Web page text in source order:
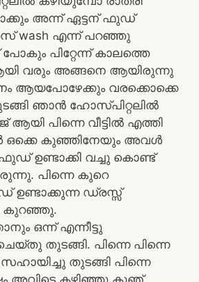
അന്ന് ഏട്ടന് ഫുഡ്‌
wash എന്ന് പറഞ്ഞു
പിറ്റേന്ന് കാലത്തെ
വരും അങ്ങനെ ആയിരുന്നു
ആയപോഴേക്കും വരക്കൊക്കെ
ഞാൻ ഹോസ്പിറ്റലിൽ
ആയി പിന്നെ വീട്ടിൽ എത്തി
ഒക്കെ കുഞ്ഞിനേയും അവൾ
ഉണ്ടാക്കി വച്ചു കൊണ്ട്
പിന്നെ കുറെ
ഉണ്ടാക്കുന്ന ഡ്രസ്സ്‌
കുറഞ്ഞു.
ഒന്ന് എന്നീട്ടു
തുടങ്ങി. പിന്നെ പിന്നെ
തുടങ്ങി പിന്നെ
അവിടെ കഴിഞ്ഞു കുഞ്